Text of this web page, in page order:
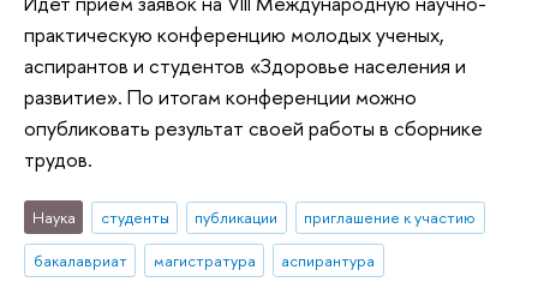
практическую конференцию молодых ученых,
аспирантов и студентов «Здоровье населения и
развитие». По итогам конференции можно
опубликовать результат своей работы в сборнике
трудов.
Наука студенты публикации
приглашение к участию
бакалавриат
магистратура аспирантура